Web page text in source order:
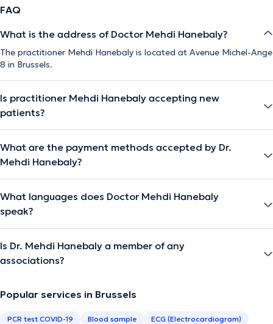
FAQ
What is the address of Doctor Mehdi Hanebaly?
The practitioner Mehdi Hanebaly is located at Avenue Michel-Ange
8 in Brussels.
Is practitioner Mehdi Hanebaly accepting new
patients?
What are the payment methods accepted by Dr.
Mehdi Hanebaly?
What languages does Doctor Mehdi Hanebaly
speak?
Is Dr. Mehdi Hanebaly a member of any
associations?
Popular services in Brussels
PCR test COVID-19 Blood sample
ECG (Electrocardiogram)